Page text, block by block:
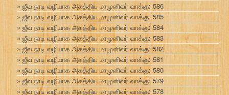
ஜீவ நாடி வழியாக அகத்திய மாமுனிவர் வாக்கு: 586
ஜீவ நாடி வழியாக அகத்திய மாமுனிவர் வாக்கு: 585
ஜீவ நாடி வழியாக அகத்திய மாமுனிவர் வாக்கு: 584
ஜீவ நாடி வழியாக அகத்திய மாமுனிவர் வாக்கு: 583
ஜீவ நாடி வழியாக அகத்திய மாமுனிவர் வாக்கு: 582
ஜீவ நாடி வழியாக அகத்திய மாமுனிவர் வாக்கு: 581
ஜீவ நாடி வழியாக அகத்திய மாமுனிவர் வாக்கு: 580
ஜீவ நாடி வழியாக அகத்திய மாமுனிவர் வாக்கு: 579
ஜீவ நாடி வழியாக அகத்திய மாமுனிவர் வாக்கு: 578